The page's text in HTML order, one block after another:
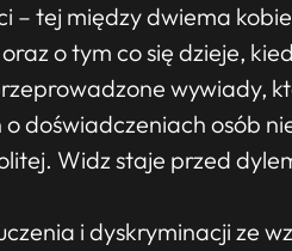
– tej między dwiema
o tym co się dzieje,
wywiady,
doświadczeniach osób
Widz staje przed
i dyskryminacji ze